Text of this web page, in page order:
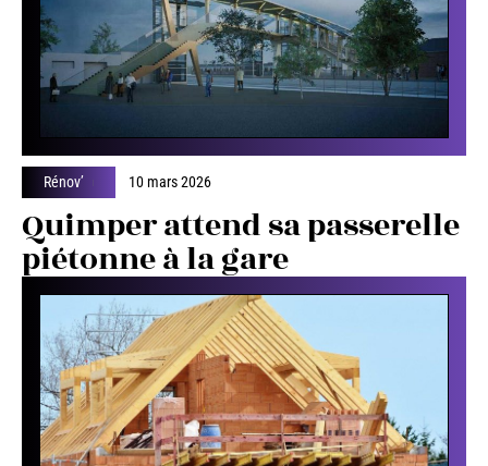
Rénov’ 10 mars 2026
Quimper attend sa passerelle
piétonne à la gare